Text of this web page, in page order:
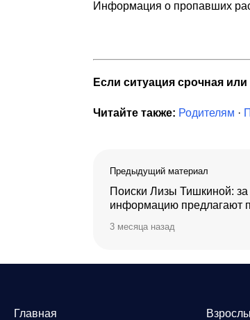
Информация о пропавших
Если ситуация срочная
Читайте также: Родителям ·
Предыдущий материал
Поиски Лизы Тишкиной:
информацию предлагают
3 месяца назад
Главная